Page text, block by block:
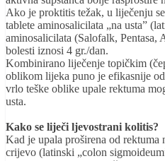
Ako je proktitis težak, u liječenju
tablete aminosalicilata „na usta”
aminosalicilata (Salofalk, Pentasa,
bolesti iznosi 4 gr./dan.
Kombinirano liječenje topičkim
oblikom lijeka puno je efikasnije
vrlo teške oblike upale rektuma
usta.
Kako se liječi ljevostrani kolitis?
Kad je upala proširena od
crijevo (latinski „colon